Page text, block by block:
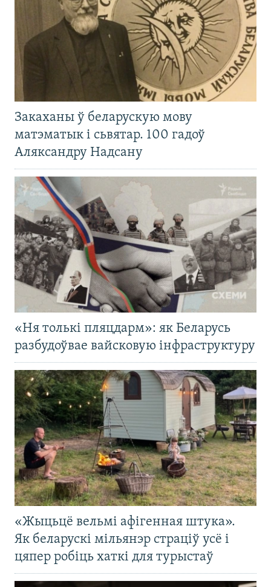
Закаханы ў беларускую мову
матэматык і сьвятар. 100 гадоў
Аляксандру Надсану
«Ня толькі пляцдарм»: як Беларусь
разбудоўвае вайсковую інфраструктуру
«Жыцьцё вельмі афігенная штука».
Як беларускі мільянэр страціў усё і
цяпер робіць хаткі для турыстаў